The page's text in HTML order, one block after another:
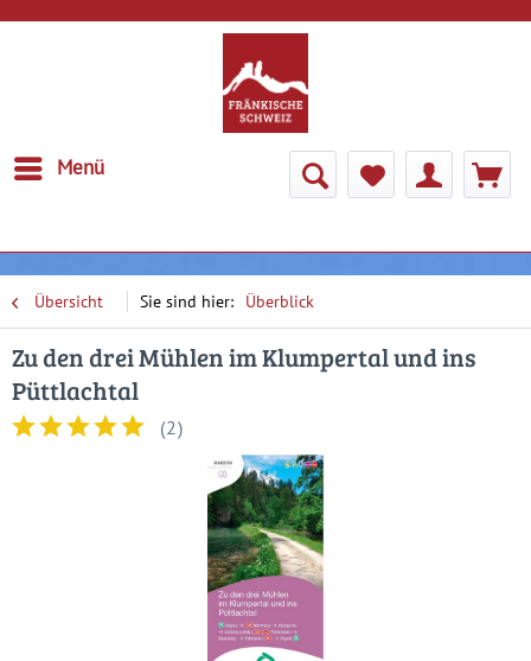
Menü
Übersicht Überblick
Zu den drei Mühlen im Klumpertal und ins
Püttlachtal
(2)